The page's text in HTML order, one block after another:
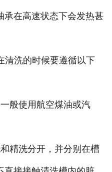
承在高速状态下会发热甚
洗的时候要遵循以下
使用航空煤油或汽
洗分开，并分别在槽